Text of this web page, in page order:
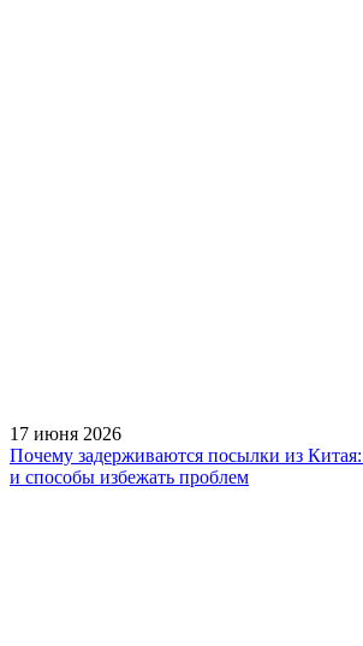
17 июня 2026
Почему задерживаются посылки из
и способы избежать проблем